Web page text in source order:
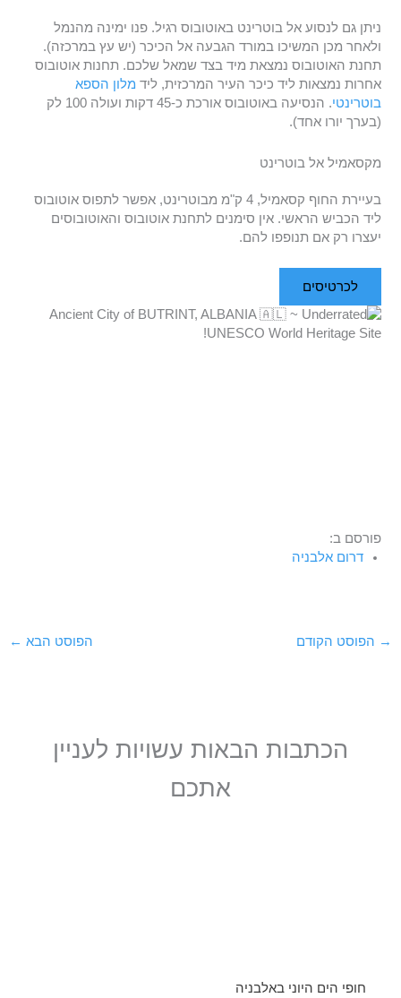
ניתן גם לנסוע אל בוטרינט באוטובוס רגיל. פנו ימינה מהנמל
ולאחר מכן המשיכו במורד הגבעה אל הכיכר (יש עץ במרכזה).
תחנת האוטובוס נמצאת מיד בצד שמאל שלכם. תחנות אוטובוס
אחרות נמצאות ליד כיכר העיר המרכזית, ליד מלון הספא
בוטרינטי
. הנסיעה באוטובוס אורכת כ-45 דקות ועולה 100 לק
(בערך יורו אחד).
מקסאמיל אל בוטרינט
בעיירת החוף קסאמיל, 4 ק"מ מבוטרינט, אפשר לתפוס אוטובוס
ליד הכביש הראשי. אין סימנים לתחנת אוטובוס והאוטובוסים
יעצרו רק אם תנופפו להם.
לכרטיסים
פורסם ב:
דרום אלבניה
→ הפוסט הקודם הפוסט הבא ←
הכתבות הבאות עשויות לעניין
אתכם
חופי הים היוני באלבניה